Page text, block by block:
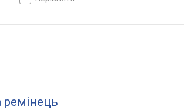
ремінець